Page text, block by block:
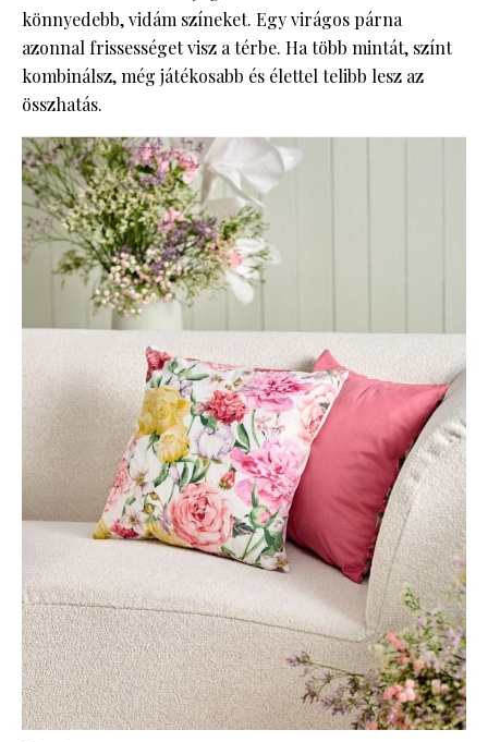
könnyedebb, vidám színeket. Egy virágos párna
azonnal frissességet visz a térbe. Ha több mintát, színt
kombinálsz, még játékosabb és élettel telibb lesz az
összhatás.